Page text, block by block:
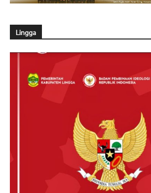
Lingga